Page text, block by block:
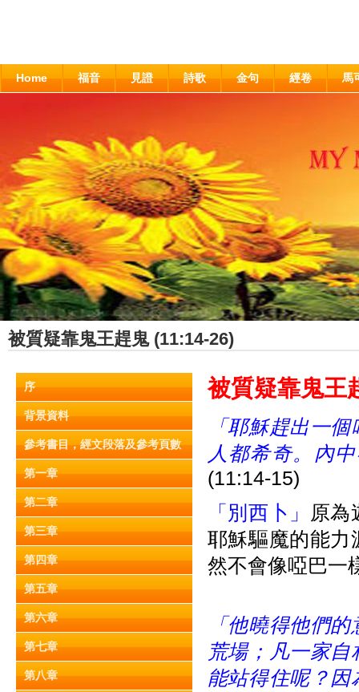
Home 福音 見證 詩歌 金句 經卷 馬
被質疑靠鬼王趕鬼 (11:14-26)
序
背景資料
參考書目，經文段落及參考頁數
第一章
第二章
第三章
第四章
第五章
第六章
第七章
第八章
被質疑靠鬼王
「耶穌趕出一
人都希奇。內
(11:14-15)
「別西卜」
原為
耶穌驅魔的能力
然不會像啞巴一
「他曉得他們
荒場；凡一家
能站得住呢？